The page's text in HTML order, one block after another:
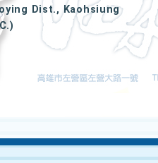
Dist., Kaohsiung